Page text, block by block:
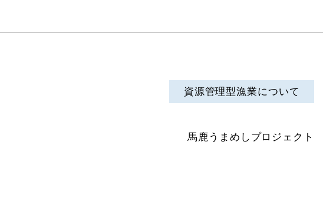
資源管理型漁業について
馬鹿うまめしプロジェクト